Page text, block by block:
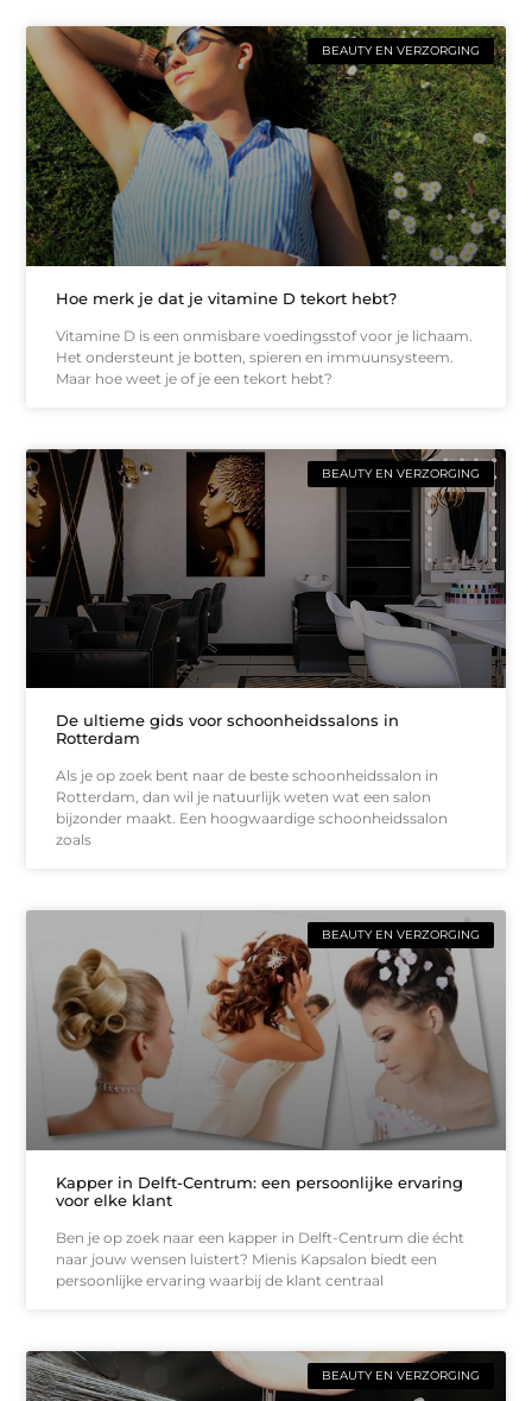
BEAUTY EN VERZORGING
Hoe merk je dat je vitamine D tekort hebt?
Vitamine D is een onmisbare voedingsstof voor je lichaam.
Het ondersteunt je botten, spieren en immuunsysteem.
Maar hoe weet je of je een tekort hebt?
BEAUTY EN VERZORGING
De ultieme gids voor schoonheidssalons in
Rotterdam
Als je op zoek bent naar de beste schoonheidssalon in
Rotterdam, dan wil je natuurlijk weten wat een salon
bijzonder maakt. Een hoogwaardige schoonheidssalon
zoals
BEAUTY EN VERZORGING
Kapper in Delft-Centrum: een persoonlijke ervaring
voor elke klant
Ben je op zoek naar een kapper in Delft-Centrum die écht
naar jouw wensen luistert? Mienis Kapsalon biedt een
persoonlijke ervaring waarbij de klant centraal
BEAUTY EN VERZORGING